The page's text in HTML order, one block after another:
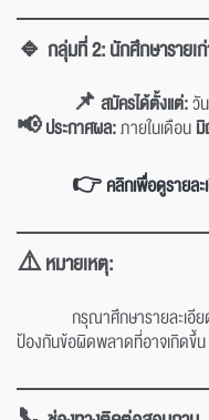
🔹 กลุ่มที่ 2: นักศึกษารายเ
📌 สมัครได้ตั้งแต่:วั
📢 ประกาศผล:ภายในเดือนมิ
👉 คลิกเพื่อดูรายละ
⚠️ หมายเหตุ:
กรุณาศึกษารายละเอี
ป้องกันข้อผิดพลาดที่อาจเกิดขึ้น